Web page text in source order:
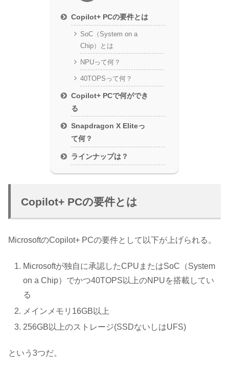
Copilot+ PCの要件とは
SoC（System on a
Chip）とは
NPUって何？
40TOPSって何？
Copilot+ PCで何ができ
る
Snapdragon X Eliteっ
て何？
ラインナップは？
Copilot+ PCの要件とは
MicrosoftのCopilot+ PCの要件として以下が上げられる。
Microsoftが独自に承認したCPUまたはSoC（System
on a Chip）でかつ40TOPS以上のNPUを搭載してい
る
メインメモリ16GB以上
256GB以上のストレージ(SSDないしはUFS)
という3つだ。